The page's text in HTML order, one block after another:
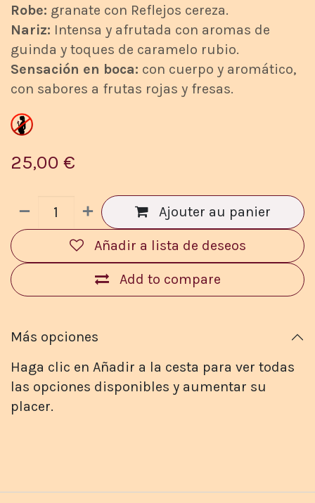
Robe: granate con Reflejos cereza.
Nariz: Intensa y afrutada con aromas de
guinda y toques de caramelo rubio.
Sensación en boca: con cuerpo y aromático,
con sabores a frutas rojas y fresas.
25,00 €
Ajouter au panier
Add to compare
Añadir a lista de deseos
Más opciones
Haga clic en Añadir a la cesta para ver todas
las opciones disponibles y aumentar su
placer.